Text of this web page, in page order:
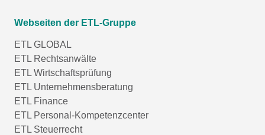
Webseiten der ETL-Gruppe
ETL GLOBAL
ETL Rechtsanwälte
ETL Wirtschaftsprüfung
ETL Unternehmensberatung
ETL Finance
ETL Personal-Kompetenzcenter
ETL Steuerrecht